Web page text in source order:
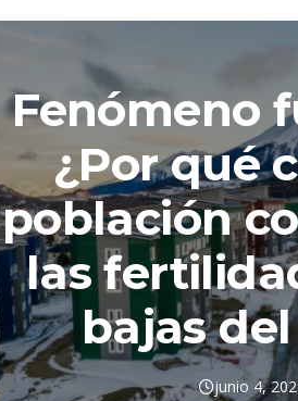
Fenómeno
¿Por qué
población
las
bajas
junio 4,